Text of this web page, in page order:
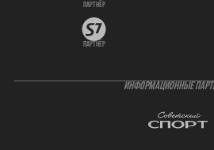
партнёр
партнёр
ИНФОРМАЦИОННЫЕ